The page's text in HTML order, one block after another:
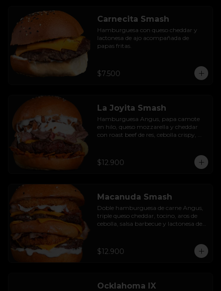
Carnecita Smash
Hamburguesa con queso cheddar y
lactonesa de ajo acompañada de
papas fritas.
$7.500
La Joyita Smash
Hamburguesa Angus, papa camote
en hilo, queso mozzarella y cheddar
con roast beef de res, cebolla crispy,
$12.900
Macanuda Smash
Doble hamburguesa de carne Angus,
triple queso cheddar, tocino, aros de
cebolla, salsa barbecue y lactonesa de
$12.900
Ocklahoma IX